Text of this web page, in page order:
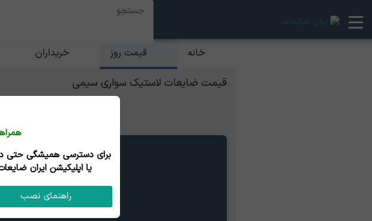
خانه قیمت روز خریداران
قیمت ضایعات لاستیک سواری سیمی
یا اپلیکیشن ایران
راهنمای نصب